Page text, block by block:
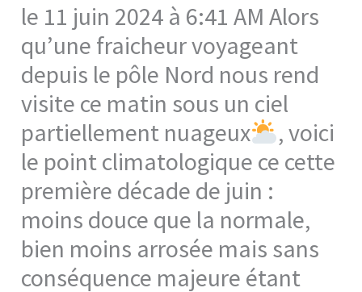
le 11 juin 2024 à 6:41 AM Alors
qu’une fraicheur voyageant
depuis le pôle Nord nous rend
visite ce matin sous un ciel
partiellement nuageux
, voici
le point climatologique ce cette
première décade de juin :
moins douce que la normale,
bien moins arrosée mais sans
conséquence majeure étant